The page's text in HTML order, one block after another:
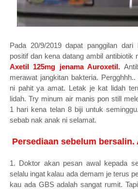
Pada 20/9/2019 dapat panggilan dari
positif dan kena datang ambil antibiotik
Axetil 125mg jenama Auroxetil.
merawat jangkitan bakteria.
ni pahit ya amat. Letak je kat lidah
lidah. Try minum air manis pon still
1 hari kena telan 8 biji untuk
sebab nak anak ni selamat.
Persediaan sebelum bersalin.
1. Doktor akan pesan awal kepada
selalu ingat kalau ada demam je terus
kau ada GBS adalah sangat rumit.